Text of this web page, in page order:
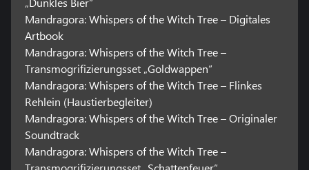
Mandragora: Whispers of the Witch Tree – Digitales
Artbook
Mandragora: Whispers of the Witch Tree –
Transmogrifizierungsset „Goldwappen“
Mandragora: Whispers of the Witch Tree – Flinkes
Rehlein (Haustierbegleiter)
Mandragora: Whispers of the Witch Tree – Originaler
Soundtrack
Mandragora: Whispers of the Witch Tree –